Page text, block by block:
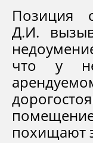
Позиция
Д.И.
что у
похищают